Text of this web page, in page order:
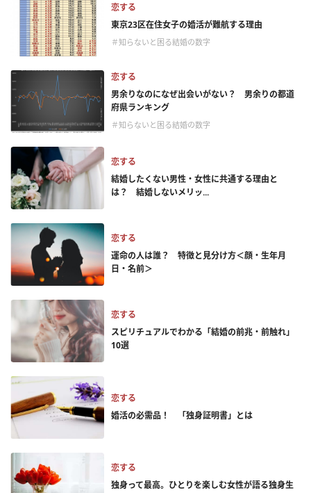
恋する
東京23区在住女子の婚活が難航する理由
＃知らないと困る結婚の数字
恋する
男余りなのになぜ出会いがない？ 男余りの都道
府県ランキング
＃知らないと困る結婚の数字
恋する
結婚したくない男性・女性に共通する理由と
は？ 結婚しないメリッ...
恋する
運命の人は誰？ 特徴と見分け方＜顔・生年月
日・名前＞
恋する
スピリチュアルでわかる「結婚の前兆・前触れ」
10選
恋する
婚活の必需品！ 「独身証明書」とは
恋する
独身って最高。ひとりを楽しむ女性が語る独身生